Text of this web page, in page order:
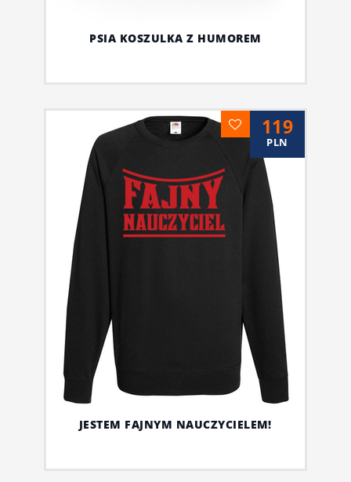
PSIA KOSZULKA Z HUMOREM
119
PLN
JESTEM FAJNYM NAUCZYCIELEM!